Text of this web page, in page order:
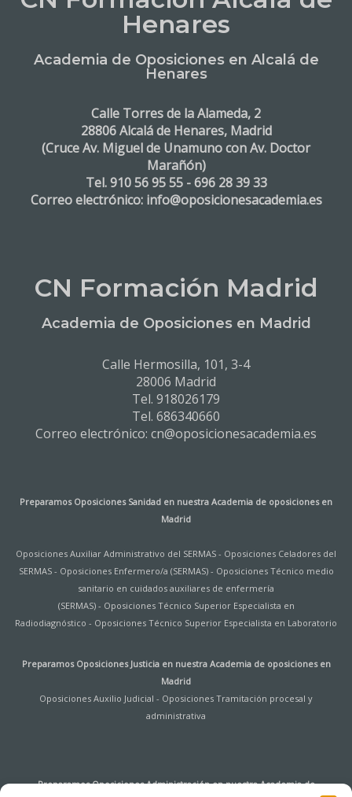
Henares
Academia de Oposiciones en Alcalá de
Henares
Calle Torres de la Alameda, 2
28806 Alcalá de Henares, Madrid
(Cruce Av. Miguel de Unamuno con Av. Doctor
Marañón)
Tel. 910 56 95 55 - 696 28 39 33
Correo electrónico: info@oposicionesacademia.es
CN Formación Madrid
Academia de Oposiciones en Madrid
Calle Hermosilla, 101, 3-4
28006 Madrid
Tel. 918026179
Tel. 686340660
Correo electrónico: cn@oposicionesacademia.es
Preparamos Oposiciones Sanidad en nuestra Academia de oposiciones en
Madrid
Oposiciones Auxiliar Administrativo del SERMAS - Oposiciones Celadores del
SERMAS- Oposiciones Enfermero/a (SERMAS)- Oposiciones Técnico medio
sanitario en cuidados auxiliares de enfermería
(SERMAS)- Oposiciones Técnico Superior Especialista en
Radiodiagnóstico - Oposiciones Técnico Superior Especialista en Laboratorio
Preparamos Oposiciones Justicia en nuestra Academia de oposiciones en
Madrid
Oposiciones Auxilio Judicial - Oposiciones Tramitación procesal y
administrativa
Preparamos Oposiciones Administración en nuestraAcademia de